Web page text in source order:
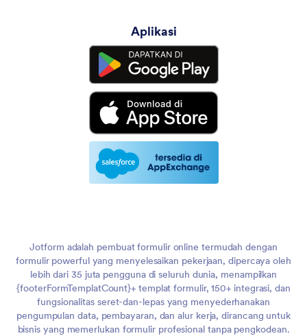
Aplikasi
Jotform adalah pembuat formulir online termudah dengan
formulir powerful yang menyelesaikan pekerjaan, dipercaya oleh
lebih dari 35 juta pengguna di seluruh dunia, menampilkan
{footerFormTemplatCount}+ templat formulir, 150+ integrasi, dan
fungsionalitas seret-dan-lepas yang menyederhanakan
pengumpulan data, pembayaran, dan alur kerja, dirancang untuk
bisnis yang memerlukan formulir profesional tanpa pengkodean.